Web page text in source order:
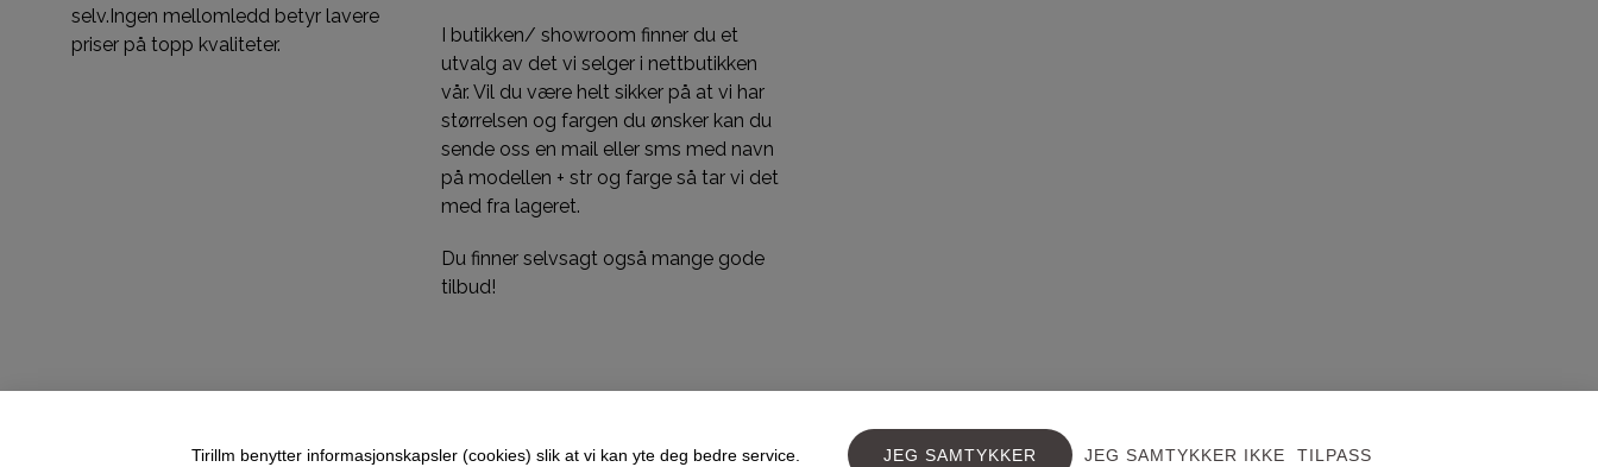
selv.Ingen mellomledd betyr lavere
priser på topp kvaliteter.
I butikken/ showroom finner du et
utvalg av det vi selger i nettbutikken
vår. Vil du være helt sikker på at vi har
størrelsen og fargen du ønsker kan du
sende oss en mail eller sms med navn
på modellen + str og farge så tar vi det
med fra lageret.
Du finner selvsagt også mange gode
tilbud!
Tirillm benytter informasjonskapsler (cookies) slik at vi kan yte deg bedre service. JEG SAMTYKKER JEG SAMTYKKER IKKE TILPASS